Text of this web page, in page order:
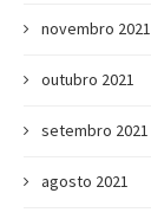
novembro 2021
outubro 2021
setembro 2021
agosto 2021